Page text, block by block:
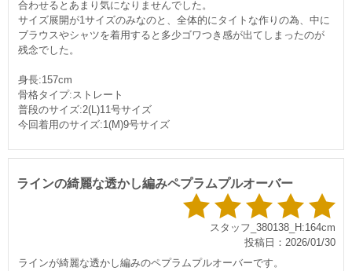
合わせるとあまり気になりませんでした。
サイズ展開が1サイズのみなのと、全体的にタイトな作りの為、中に
ブラウスやシャツを着用すると多少ゴワつき感が出てしまったのが
残念でした。
身長:157cm
骨格タイプ:ストレート
普段のサイズ:2(L)11号サイズ
今回着用のサイズ:1(M)9号サイズ
ラインの綺麗な透かし編みペプラムプルオーバー
スタッフ_380138_H:164cm
投稿日：2026/01/30
ラインが綺麗な透かし編みのペプラムプルオーバーです。